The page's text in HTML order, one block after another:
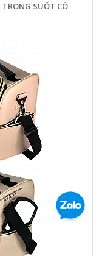
TRONG SUỐT CÓ